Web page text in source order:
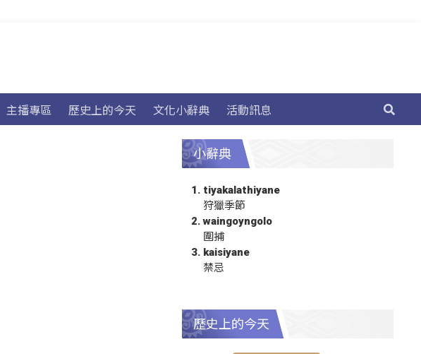
主播專區 歷史上的今天 文化小辭典 活動訊息
小辭典
tiyakalathiyane
狩獵季節
waingoyngolo
圍捕
kaisiyane
禁忌
歷史上的今天